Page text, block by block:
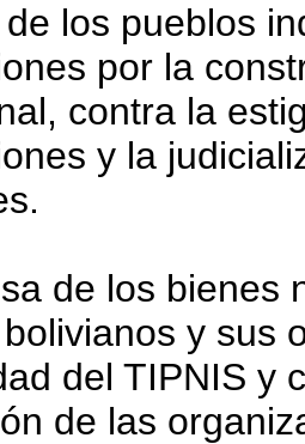
los pueblos
por la
contra la
y la
de los bienes
y sus
del TIPNIS y
de las